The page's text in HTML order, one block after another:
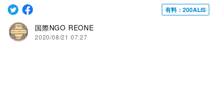
有料：200ALIS
国際NGO REONE
2020/08/21 07:27